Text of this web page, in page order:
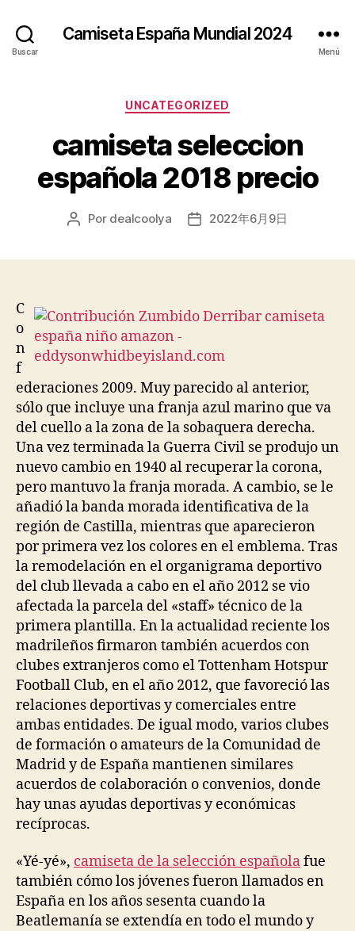
Buscar
Camiseta España Mundial 2024
Menú
Categorías
UNCATEGORIZED
camiseta seleccion
española 2018 precio
Autor
Por dealcoolya
Fecha2022年6月9日
C
o
n
f
ederaciones 2009. Muy parecido al anterior,
sólo que incluye una franja azul marino que va
del cuello a la zona de la sobaquera derecha.
Una vez terminada la Guerra Civil se produjo un
nuevo cambio en 1940 al recuperar la corona,
pero mantuvo la franja morada. A cambio, se le
añadió la banda morada identificativa de la
región de Castilla, mientras que aparecieron
por primera vez los colores en el emblema. Tras
la remodelación en el organigrama deportivo
del club llevada a cabo en el año 2012 se vio
afectada la parcela del «staff» técnico de la
primera plantilla. En la actualidad reciente los
madrileños firmaron también acuerdos con
clubes extranjeros como el Tottenham Hotspur
Football Club, en el año 2012, que favoreció las
relaciones deportivas y comerciales entre
ambas entidades. De igual modo, varios clubes
de formación o amateurs de la Comunidad de
Madrid y de España mantienen similares
acuerdos de colaboración o convenios, donde
hay unas ayudas deportivas y económicas
recíprocas.
«Yé-yé», camiseta de la selección españolafue
también cómo los jóvenes fueron llamados en
España en los años sesenta cuando la
Beatlemanía se extendía en todo el mundo y